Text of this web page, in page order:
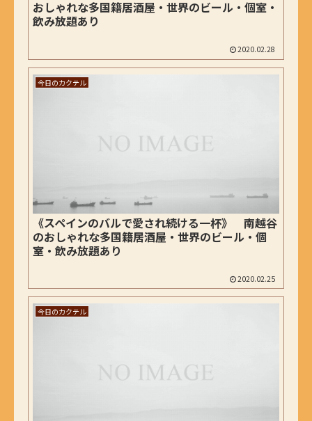
おしゃれな多国籍居酒屋・世界のビール・個室・
飲み放題あり
2020.02.28
今日のカクテル
《スペインのバルで愛され続ける一杯》 南越谷
のおしゃれな多国籍居酒屋・世界のビール・個
室・飲み放題あり
2020.02.25
今日のカクテル